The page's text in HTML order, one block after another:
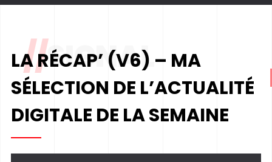
//SIGNAL
LA RÉCAP’ (V6) – MA
SÉLECTION DE L’ACTUALITÉ
DIGITALE DE LA SEMAINE